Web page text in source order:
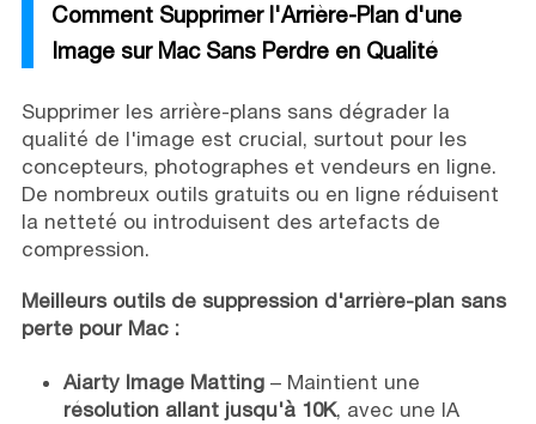
Comment Supprimer l'Arrière-Plan d'une
Image sur Mac Sans Perdre en Qualité
Supprimer les arrière-plans sans dégrader la
qualité de l'image est crucial, surtout pour les
concepteurs, photographes et vendeurs en ligne.
De nombreux outils gratuits ou en ligne réduisent
la netteté ou introduisent des artefacts de
compression.
Meilleurs outils de suppression d'arrière-plan sans
perte pour Mac :
Aiarty Image Matting– Maintient une
résolution allant jusqu'à 10K, avec une IA